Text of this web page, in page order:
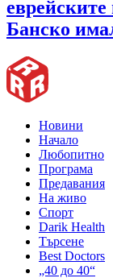
Банско
Новини
Начало
Любопитно
Програма
Предавания
На живо
Спорт
Darik Health
Търсене
Best Doctors
„40 до 40“